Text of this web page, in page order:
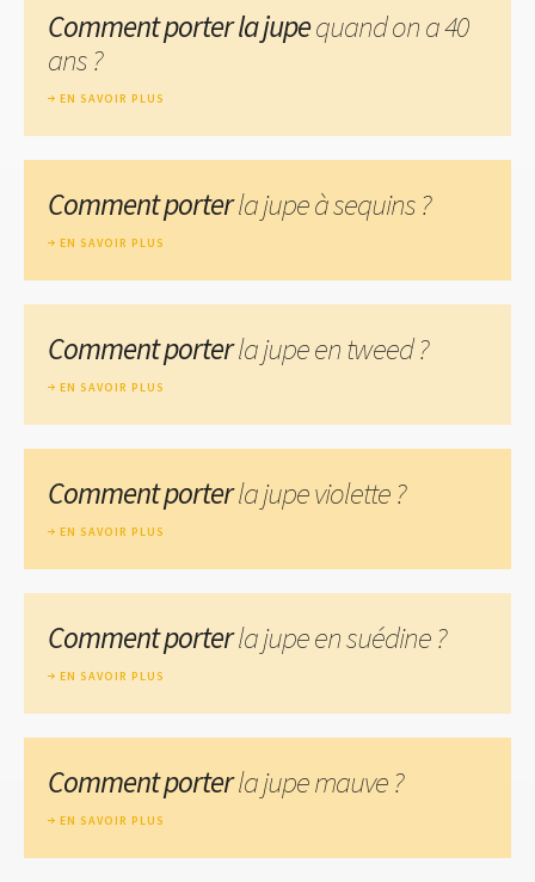
Comment porter la jupequand on a 40
ans ?
EN SAVOIR PLUS
Comment porterla jupe à sequins ?
EN SAVOIR PLUS
Comment porterla jupe en tweed ?
EN SAVOIR PLUS
Comment porterla jupe violette ?
EN SAVOIR PLUS
Comment porterla jupe en suédine ?
EN SAVOIR PLUS
Comment porterla jupe mauve ?
EN SAVOIR PLUS